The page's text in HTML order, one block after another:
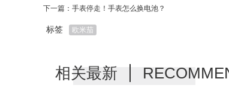
下一篇： 手表停走！手表怎么换电池？
标签 欧米茄
相关最新